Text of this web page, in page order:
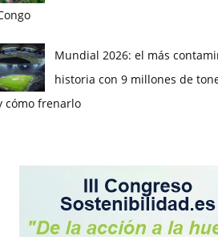
Mundial 2026: el más
historia con 9 millones de
cómo frenarlo